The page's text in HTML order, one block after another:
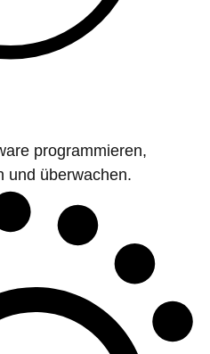
programmieren,
und überwachen.